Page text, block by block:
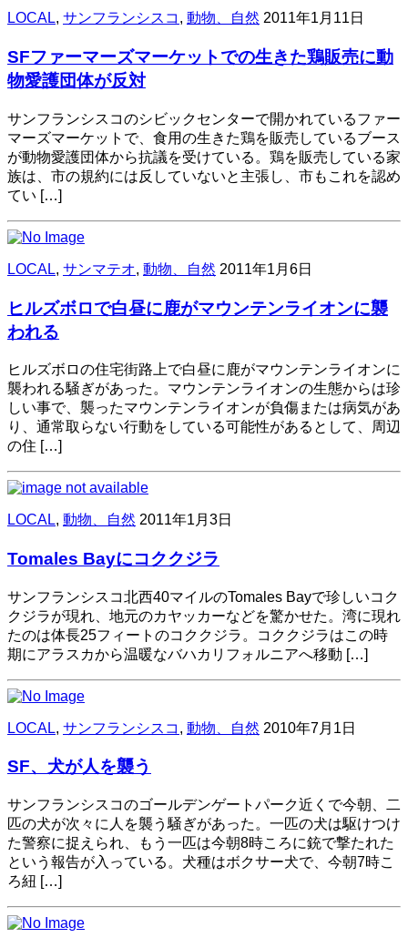
LOCAL, サンフランシスコ , 動物、自然 2011年1月11日
SFファーマーズマーケットでの生きた鶏販売に動
物愛護団体が反対
サンフランシスコのシビックセンターで開かれているファー
マーズマーケットで、食用の生きた鶏を販売しているブース
が動物愛護団体から抗議を受けている。鶏を販売している家
族は、市の規約には反していないと主張し、市もこれを認め
てい […]
LOCAL, サンマテオ, 動物、自然 2011年1月6日
ヒルズボロで白昼に鹿がマウンテンライオンに襲
われる
ヒルズボロの住宅街路上で白昼に鹿がマウンテンライオンに
襲われる騒ぎがあった。マウンテンライオンの生態からは珍
しい事で、襲ったマウンテンライオンが負傷または病気があ
り、通常取らない行動をしている可能性があるとして、周辺
の住 […]
LOCAL, 動物、自然 2011年1月3日
Tomales Bayにコククジラ
サンフランシスコ北西40マイルのTomales Bayで珍しいコク
クジラが現れ、地元のカヤッカーなどを驚かせた。湾に現れ
たのは体長25フィートのコククジラ。コククジラはこの時
期にアラスカから温暖なバハカリフォルニアへ移動 […]
LOCAL, サンフランシスコ , 動物、自然 2010年7月1日
SF、犬が人を襲う
サンフランシスコのゴールデンゲートパーク近くで今朝、二
匹の犬が次々に人を襲う騒ぎがあった。一匹の犬は駆けつけ
た警察に捉えられ、もう一匹は今朝8時ころに銃で撃たれた
という報告が入っている。犬種はボクサー犬で、今朝7時こ
ろ紐 […]